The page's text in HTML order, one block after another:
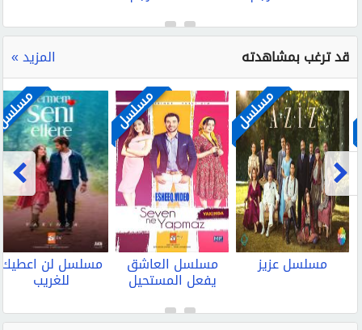
قد ترغب بمشاهدته المزيد »
مسلسل عزيز
مسلسل
مسلسل العاشق
يفعل المستحيل
مسلسل
مسلسل لن اعطيك
للغريب